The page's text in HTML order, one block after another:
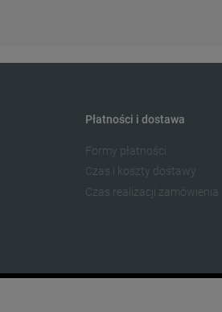
Płatności i dostawa
Formy płatności
Czas i koszty dostawy
Czas realizacji zamówienia